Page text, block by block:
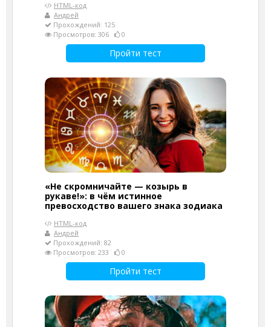
HTML-код
Андрей
Прохождений: 125
Просмотров: 306
0
Пройти тест
«Не скромничайте — козырь в
рукаве!»: в чём истинное
превосходство вашего знака зодиака
HTML-код
Андрей
Прохождений: 82
Просмотров: 233
0
Пройти тест